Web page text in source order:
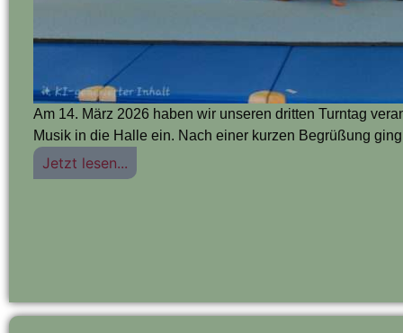
Am 14. März 2026 haben wir unseren dritten Turntag
Musik in die Halle ein. Nach einer kurzen Begrüßung
Jetzt lesen...